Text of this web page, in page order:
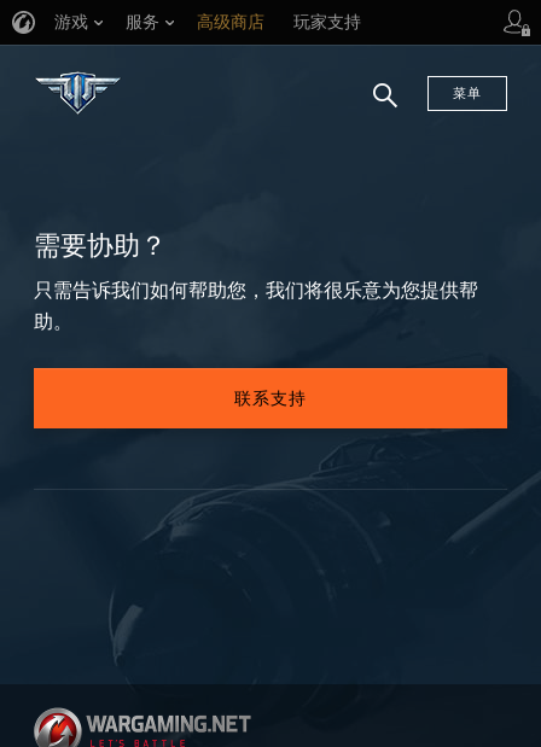
游戏 服务 高级商店 玩家支持
菜单
需要协助？
只需告诉我们如何帮助您，我们将很乐意为您提供帮
助。
联系支持